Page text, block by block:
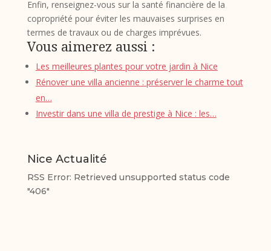
Enfin, renseignez-vous sur la santé financière de la
copropriété pour éviter les mauvaises surprises en
termes de travaux ou de charges imprévues.
Vous aimerez aussi :
Les meilleures plantes pour votre jardin à Nice
Rénover une villa ancienne : préserver le charme tout
en…
Investir dans une villa de prestige à Nice : les…
Nice Actualité
RSS Error: Retrieved unsupported status code
"406"